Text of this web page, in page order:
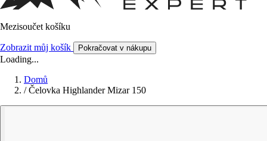
Mezisoučet košíku
Zobrazit můj košík Pokračovat v nákupu
Loading...
Domů
/ Čelovka Highlander Mizar 150